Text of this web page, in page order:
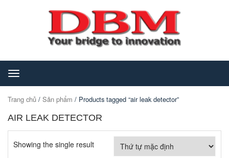
Toggle
navigation
Trang chủ / Sản phẩm / Products tagged “air leak detector”
AIR LEAK DETECTOR
Showing the single result